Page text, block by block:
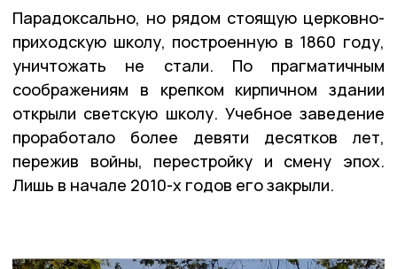
Парадоксально, но рядом стоящую церковно-
приходскую школу, построенную в 1860 году,
уничтожать не стали. По прагматичным
соображениям в крепком кирпичном здании
открыли светскую школу. Учебное заведение
проработало более девяти десятков лет,
пережив войны, перестройку и смену эпох.
Лишь в начале 2010-х годов его закрыли.